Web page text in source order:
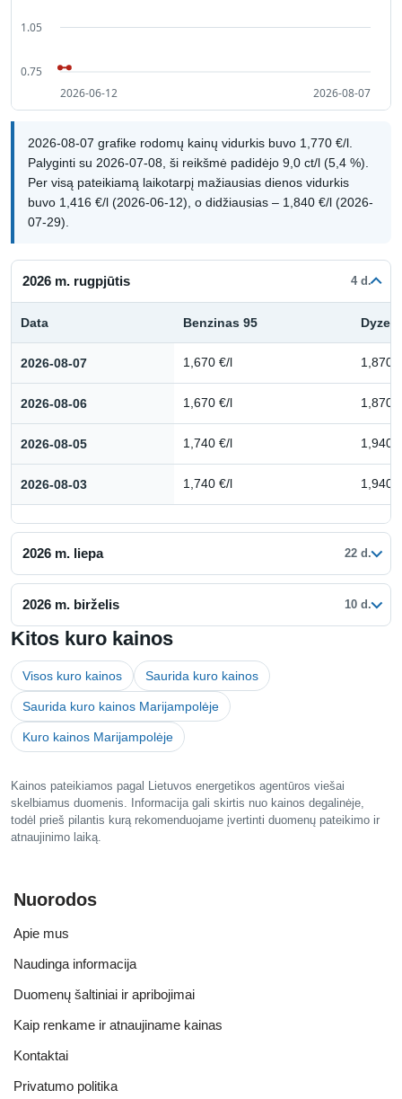
2026-08-07 grafike rodomų kainų vidurkis buvo 1,770 €/l.
Palyginti su 2026-07-08, ši reikšmė padidėjo 9,0 ct/l (5,4 %).
Per visą pateikiamą laikotarpį mažiausias dienos vidurkis
buvo 1,416 €/l (2026-06-12), o didžiausias – 1,840 €/l (2026-
07-29).
2026 m. rugpjūtis 4 d.
Data Benzinas 95
2026-08-07 1,670 €/l 1,870
2026-08-06 1,670 €/l 1,870
2026-08-05 1,740 €/l 1,940
2026-08-03 1,740 €/l 1,940
2026 m. liepa 22 d.
2026 m. birželis 10 d.
Kitos kuro kainos
Visos kuro kainos Saurida kuro kainos
Saurida kuro kainos Marijampolėje
Kuro kainos Marijampolėje
Kainos pateikiamos pagal Lietuvos energetikos agentūros viešai
skelbiamus duomenis. Informacija gali skirtis nuo kainos degalinėje,
todėl prieš pilantis kurą rekomenduojame įvertinti duomenų pateikimo ir
atnaujinimo laiką.
Nuorodos
Apie mus
Naudinga informacija
Duomenų šaltiniai ir apribojimai
Kaip renkame ir atnaujiname kainas
Kontaktai
Privatumo politika